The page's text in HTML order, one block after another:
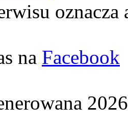
oznacza
na Facebook